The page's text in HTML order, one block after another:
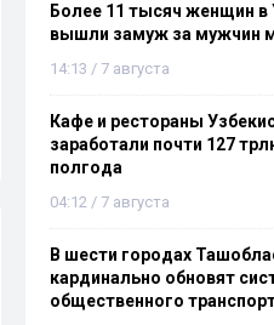
Более 11 тысяч женщин в
вышли замуж за мужчин
14:13 / 7 августа
Кафе и рестораны
заработали почти 127
полгода
04:12 / 7 августа
В шести городах
кардинально обновят
общественного